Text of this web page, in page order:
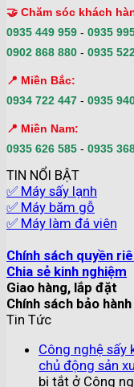
🤝 Chăm sóc khách
0935 449 959 - 0935
0902 868 880 - 0935
📍 Miền Bắc:
0934 722 447 - 0935
📍 Miền Nam:
0935 626 585 - 0935
TIN NỔI BẬT
✅ Máy sấy lạnh
✅ Máy băm gỗ
✅ Máy làm đá viên
Chính sách quyền
Chia sẻ kinh nghiệm
Giao hàng, lắp đặt
Chính sách bảo hành
Tin Tức
Công nghệ sấy
chủ động sản
bị tắt ở Công